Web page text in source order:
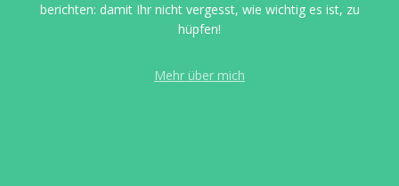
berichten: damit Ihr nicht vergesst, wie wichtig es ist, zu
hüpfen!
Mehr über mich